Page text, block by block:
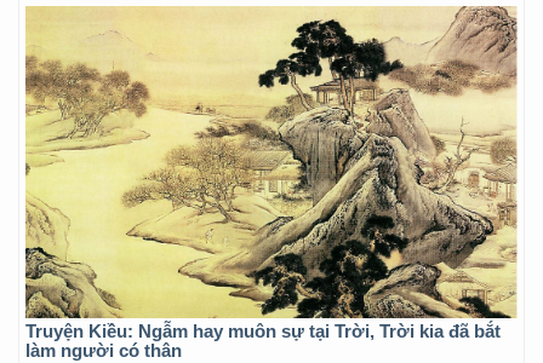
Truyện Kiều: Ngẫm hay muôn sự tại Trời, Trời kia đã bắt
làm người có thân